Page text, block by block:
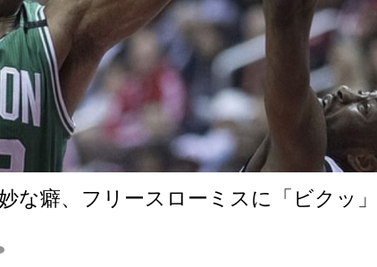
な癖、フリースローミスに「ビクッ」